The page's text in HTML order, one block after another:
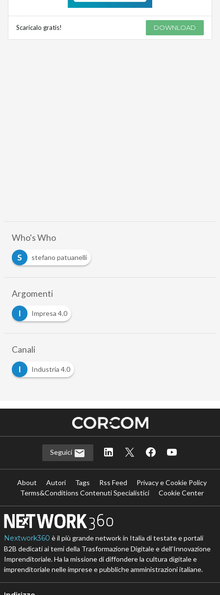
Scaricalo gratis! DOWNLOAD
Who's Who
S
stefano patuanelli
Argomenti
I
Impresa 4.0
Canali
I
Industria 4.0
Seguici
About Autori Tags Rss Feed
Privacy e Cookie Policy
Terms&Conditions Contenuti Specialistici
Cookie Center
Nextwork360 è il più grande network in Italia di testate e portali
B2B dedicati ai temi della Trasformazione Digitale e dell’Innovazione
Imprenditoriale. Ha la missione di diffondere la cultura digitale e
imprenditoriale nelle imprese e pubbliche amministrazioni italiane.